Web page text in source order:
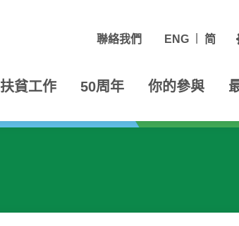
聯絡我們 ENG 简
扶貧工作 50周年 你的參與